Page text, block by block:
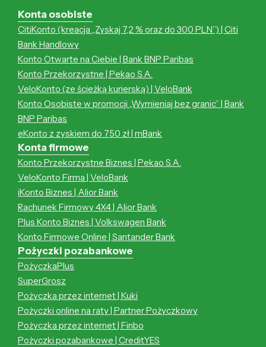
Konta osobiste
CitiKonto (kreacja „Zyskaj 7,2 % oraz do 300 PLN”) | Citi
Bank Handlowy
Konto Otwarte na Ciebie | Bank BNP Paribas
Konto Przekorzystne | Pekao S.A.
VeloKonto (ze ścieżką kurierską) | VeloBank
Konto Osobiste w promocji „Wymieniaj bez granic” | Bank
BNP Paribas
eKonto z zyskiem do 750 zł | mBank
Konta firmowe
Konto Przekorzystne Biznes | Pekao S.A.
VeloKonto Firma | VeloBank
iKonto Biznes | Alior Bank
Rachunek Firmowy 4X4 | Alior Bank
Plus Konto Biznes | Volkswagen Bank
Konto Firmowe Online | Santander Bank
Pożyczki pozabankowe
PożyczkaPlus
SuperGrosz
Pożyczka przez internet | Kuki
Pożyczki online na raty | Partner Pożyczkowy
Pożyczka przez internet | Finbo
Pożyczki pozabankowe | CreditYES